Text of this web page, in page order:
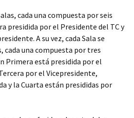
cada una compuesta por seis
presidida por el Presidente del TC y
A su vez, cada Sala se
cada una compuesta por tres
Primera está presidida por el
por el Vicepresidente,
y la Cuarta están presididas por